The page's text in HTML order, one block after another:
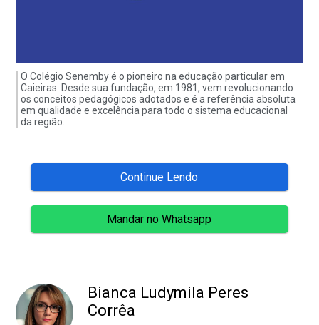
O Colégio Senemby é o pioneiro na educação particular em
Caieiras. Desde sua fundação, em 1981, vem revolucionando
os conceitos pedagógicos adotados e é a referência absoluta
em qualidade e excelência para todo o sistema educacional
da região.
Continue Lendo
Mandar no Whatsapp
Bianca Ludymila Peres
Corrêa